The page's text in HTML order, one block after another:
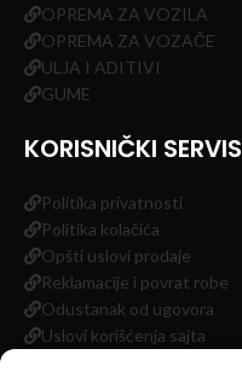
OPREMA ZA VOZILA
OPREMA ZA VOZAČE
ULJA I ADITIVI
GUME
KORISNIČKI SERVIS
Politika privatnosti
Politika kolačića
Opšti uslovi prodaje
Reklamacije i povrat robe
Odustanak od ugovora
Uslovi korišćenja sajta